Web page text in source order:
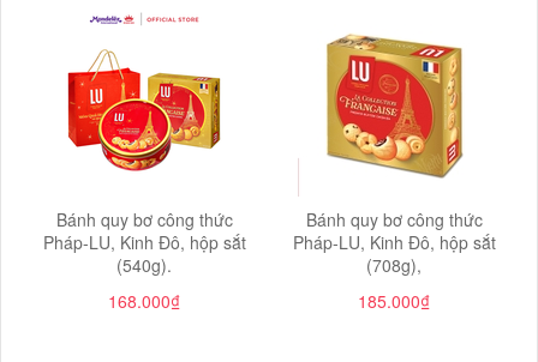
Bánh quy bơ công thức
Pháp-LU, Kinh Đô, hộp sắt
(540g).
168.000₫
Bánh quy bơ công thức
Pháp-LU, Kinh Đô, hộp sắt
(708g),
185.000₫